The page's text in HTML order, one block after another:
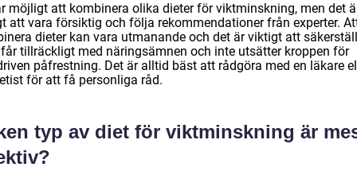
möjligt att kombinera olika dieter för viktminskning, men det
att vara försiktig och följa rekommendationer från experter.
dieter kan vara utmanande och det är viktigt att
tillräckligt med näringsämnen och inte utsätter kroppen för
påfrestning. Det är alltid bäst att rådgöra med en läkare
för att få personliga råd.
typ av diet för viktminskning är